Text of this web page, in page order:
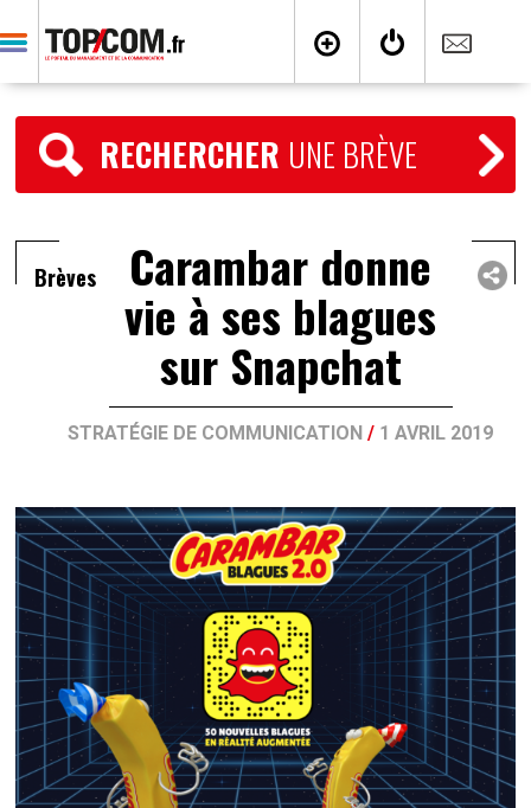
RECHERCHER UNE BRÈVE
Brèves Carambar donne
vie à ses blagues
sur Snapchat
STRATÉGIE DE COMMUNICATION / 1 AVRIL 2019